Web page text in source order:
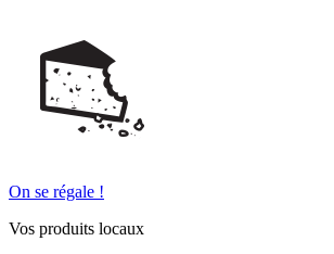
On se régale !
Vos produits locaux